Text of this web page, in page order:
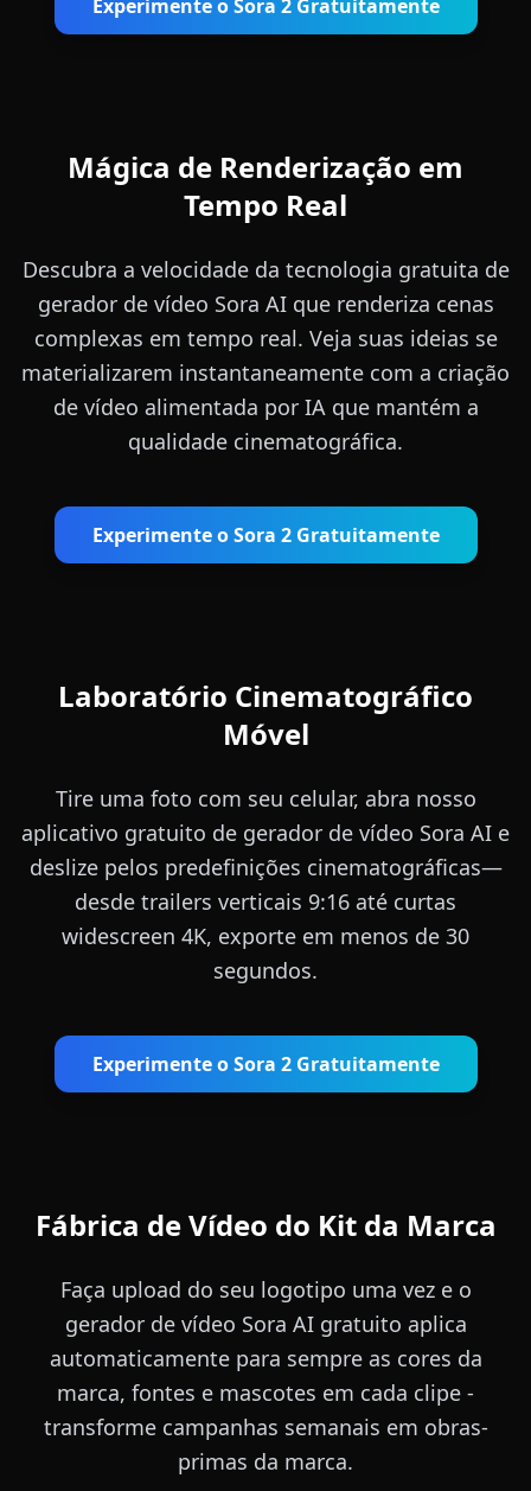
Experimente o Sora 2 Gratuitamente
Mágica de Renderização em
Tempo Real
Descubra a velocidade da tecnologia gratuita de
gerador de vídeo Sora AI que renderiza cenas
complexas em tempo real. Veja suas ideias se
materializarem instantaneamente com a criação
de vídeo alimentada por IA que mantém a
qualidade cinematográfica.
Experimente o Sora 2 Gratuitamente
Laboratório Cinematográfico
Móvel
Tire uma foto com seu celular, abra nosso
aplicativo gratuito de gerador de vídeo Sora AI e
deslize pelos predefinições cinematográficas—
desde trailers verticais 9:16 até curtas
widescreen 4K, exporte em menos de 30
segundos.
Experimente o Sora 2 Gratuitamente
Fábrica de Vídeo do Kit da Marca
Faça upload do seu logotipo uma vez e o
gerador de vídeo Sora AI gratuito aplica
automaticamente para sempre as cores da
marca, fontes e mascotes em cada clipe -
transforme campanhas semanais em obras-
primas da marca.